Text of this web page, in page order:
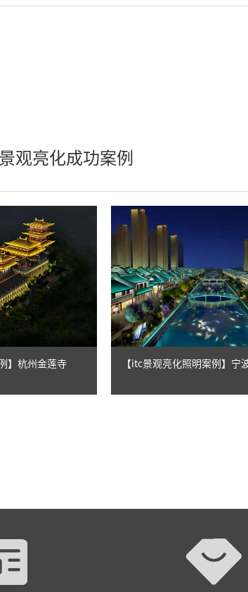
观亮化成功案例
】杭州金莲寺 【itc景观亮化照明案例】宁